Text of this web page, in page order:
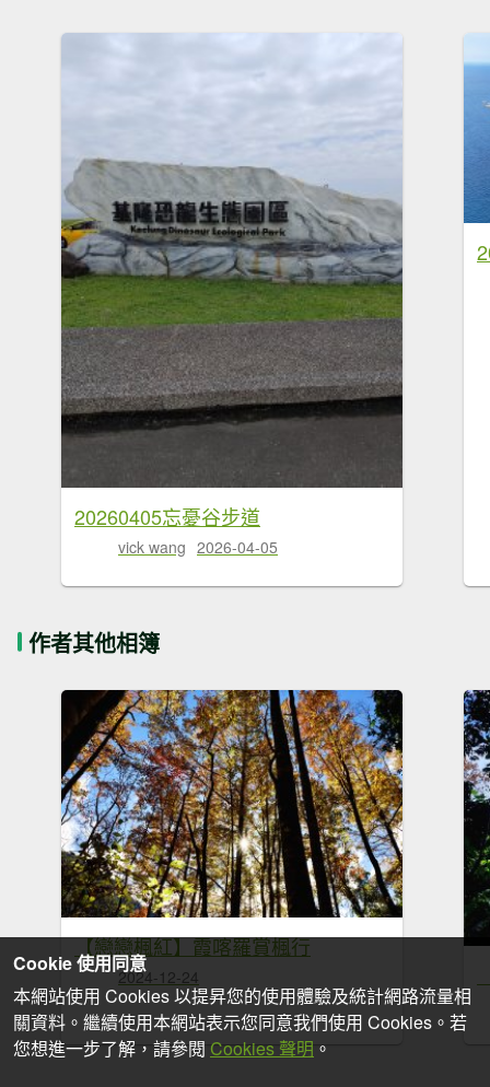
20260405忘憂谷步道
vick wang 2026-04-05
作者其他相簿
【戀戀楓紅】霞喀羅賞楓行
2024-12-24
Cookie 使用同意
本網站使用 Cookies 以提昇您的使用體驗及統計網路流量相
關資料。繼續使用本網站表示您同意我們使用 Cookies。若
您想進一步了解，請參閱 Cookies 聲明 。